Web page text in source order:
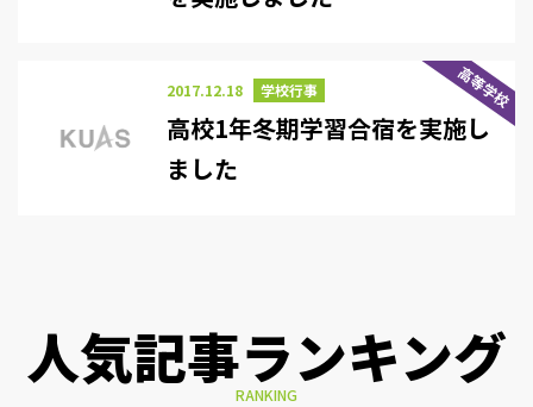
高等学校
2017.12.18 学校行事
高校1年冬期学習合宿を実施し
ました
人気記事ランキング
RANKING